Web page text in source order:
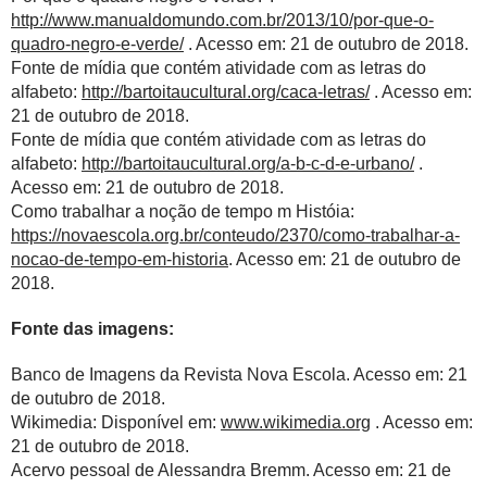
http://www.manualdomundo.com.br/2013/10/por-que-o-
quadro-negro-e-verde/. Acesso em: 21 de outubro de 2018.
Fonte de mídia que contém atividade com as letras do
alfabeto: http://bartoitaucultural.org/caca-letras/ . Acesso em:
21 de outubro de 2018.
Fonte de mídia que contém atividade com as letras do
alfabeto: http://bartoitaucultural.org/a-b-c-d-e-urbano/.
Acesso em: 21 de outubro de 2018.
Como trabalhar a noção de tempo m Históia:
https://novaescola.org.br/conteudo/2370/como-trabalhar-a-
nocao-de-tempo-em-historia. Acesso em: 21 de outubro de
2018.
Fonte das imagens:
Banco de Imagens da Revista Nova Escola. Acesso em: 21
de outubro de 2018.
Wikimedia: Disponível em: www.wikimedia.org . Acesso em:
21 de outubro de 2018.
Acervo pessoal de Alessandra Bremm. Acesso em: 21 de